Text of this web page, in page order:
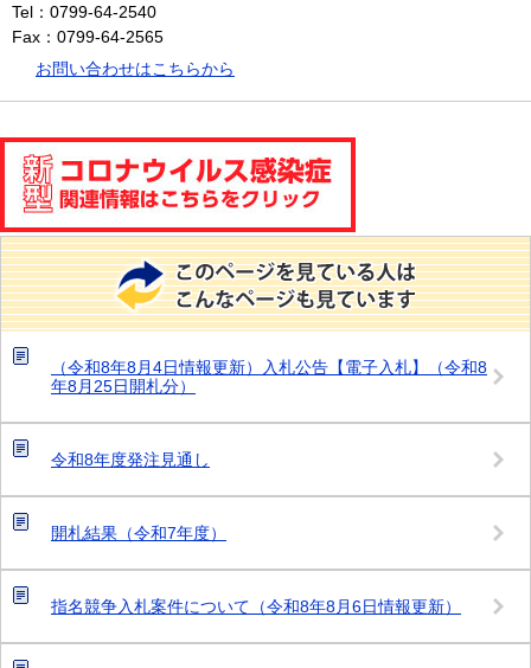
Tel：0799-64-2540
Fax：0799-64-2565
お問い合わせはこちらから
（令和8年8月4日情報更新）入札公告【電子入札】（令和8
年8月25日開札分）
令和8年度発注見通し
開札結果（令和7年度）
指名競争入札案件について（令和8年8月6日情報更新）